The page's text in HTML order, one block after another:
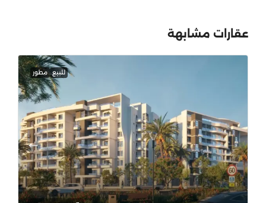
عقارات مشابهة
للبيع مطور